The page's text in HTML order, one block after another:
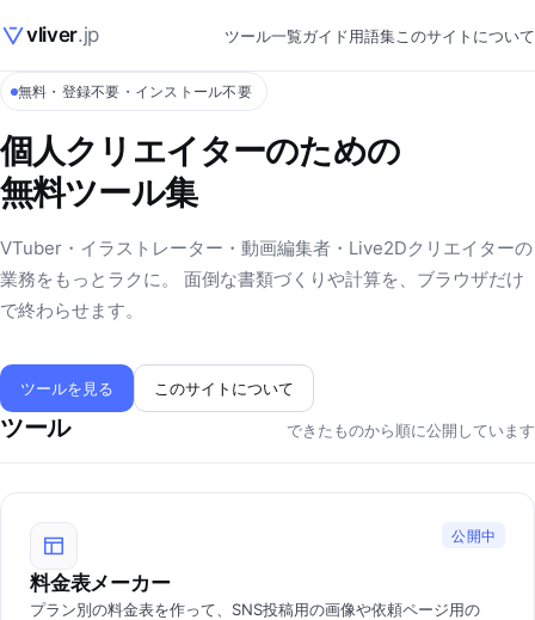
vliver.jp ツール一覧ガイド用語集このサイトについて
無料・登録不要・インストール不要
個人クリエイターのための
無料ツール集
VTuber・イラストレーター・動画編集者・Live2Dクリエイターの
業務をもっとラクに。 面倒な書類づくりや計算を、ブラウザだけ
で終わらせます。
ツールを見る このサイトについて
ツール できたものから順に公開しています
公開中
料金表メーカー
プラン別の料金表を作って、SNS投稿用の画像や依頼ページ用の